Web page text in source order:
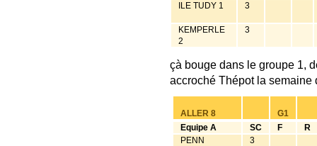
ILE TUDY 1 3
KEMPERLE
2
3
çà bouge dans le groupe 1,
accroché Thépot la semaine
ALLER 8
G1
Equipe A
SC F
R
PENN
3